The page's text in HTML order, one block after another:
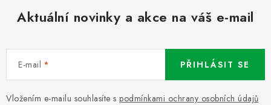
Aktuální novinky a akce na váš e-mail
E-mail
Vložením e-mailu souhlasíte s podmínkami ochrany osobních údajů
PŘIHLÁSIT SE